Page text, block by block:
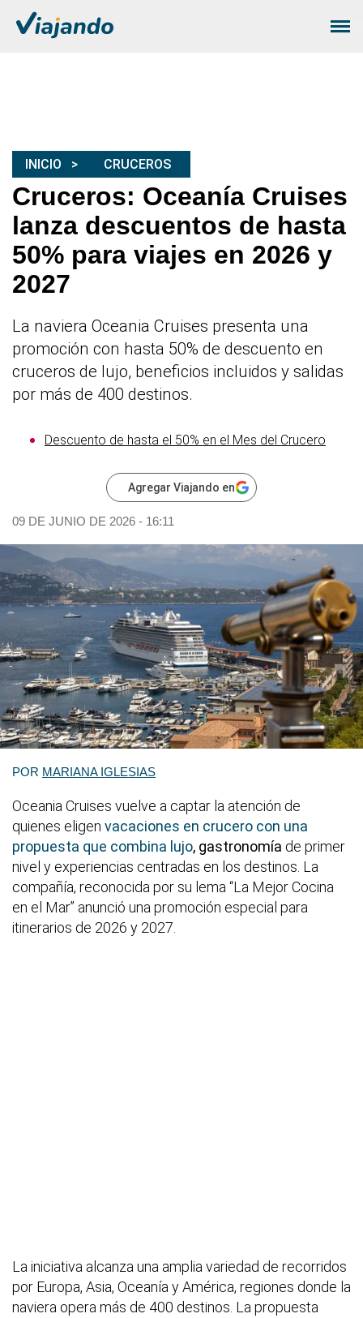
INICIO CRUCEROS
Cruceros: Oceanía Cruises
lanza descuentos de hasta
50% para viajes en 2026 y
2027
La naviera Oceania Cruises presenta una
promoción con hasta 50% de descuento en
cruceros de lujo, beneficios incluidos y salidas
por más de 400 destinos.
Descuento de hasta el 50% en el Mes del Crucero
Agregar Viajando en
09 DE JUNIO DE 2026 - 16:11
POR MARIANA IGLESIAS
Oceania Cruises vuelve a captar la atención de
quienes eligen vacaciones en crucero con una
propuesta que combina lujo, gastronomía de primer
nivel y experiencias centradas en los destinos. La
compañía, reconocida por su lema “La Mejor Cocina
en el Mar” anunció una promoción especial para
itinerarios de 2026 y 2027.
La iniciativa alcanza una amplia variedad de recorridos
por Europa, Asia, Oceanía y América, regiones donde la
naviera opera más de 400 destinos. La propuesta